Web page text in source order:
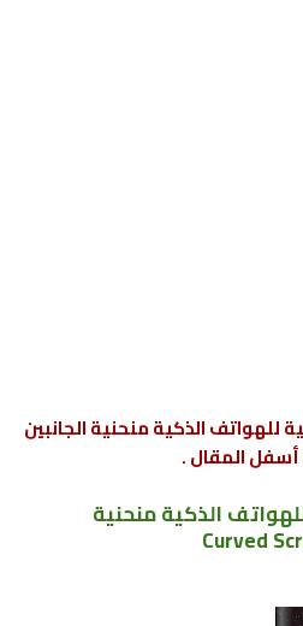
للهواتف الذكية منحنية الجانبين
أسفل المقال .
الذكية منحنية